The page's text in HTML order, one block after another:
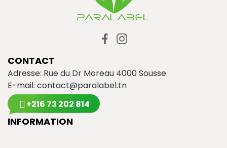
CONTACT
Adresse: Rue du Dr Moreau 4000 Sousse
E-mail: contact@paralabel.tn
+216 73 202 814
INFORMATION